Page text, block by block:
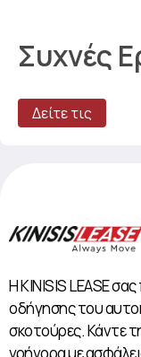
Συχνές
Δείτε τις
Η KINISIS LEASE
οδήγησης του
σκοτούρες. Κάντε